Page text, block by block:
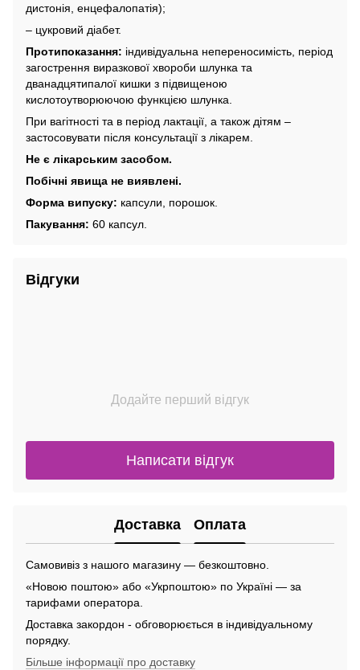
дистонія, енцефалопатія);
– цукровий діабет.
Протипоказання: індивідуальна непереносимість, період
загострення виразкової хвороби шлунка та
дванадцятипалої кишки з підвищеною
кислотоутворюючою функцією шлунка.
При вагітності та в період лактації, а також дітям –
застосовувати після консультації з лікарем.
Не є лікарським засобом.
Побічні явища не виявлені.
Форма випуску: капсули, порошок.
Пакування: 60 капсул.
Відгуки
Додайте перший відгук
Написати відгук
Доставка Оплата
Самовивіз з нашого магазину — безкоштовно.
«Новою поштою» або «Укрпоштою» по Україні — за
тарифами оператора.
Доставка закордон - обговорюється в індивідуальному
порядку.
Більше інформації про доставку